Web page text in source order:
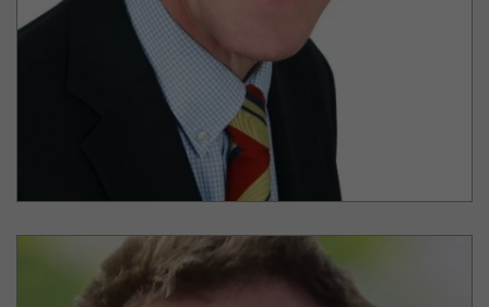
Senior Contract Manager / Leitung